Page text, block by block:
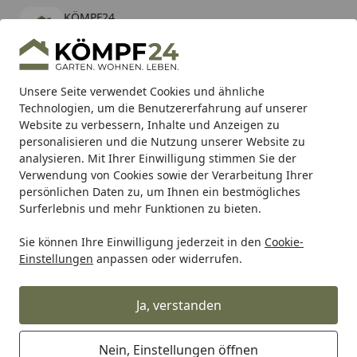
Unsere Seite verwendet Cookies und ähnliche
Technologien, um die Benutzererfahrung auf unserer
Website zu verbessern, Inhalte und Anzeigen zu
personalisieren und die Nutzung unserer Website zu
analysieren. Mit Ihrer Einwilligung stimmen Sie der
Verwendung von Cookies sowie der Verarbeitung Ihrer
persönlichen Daten zu, um Ihnen ein bestmögliches
Surferlebnis und mehr Funktionen zu bieten.
Sie können Ihre Einwilligung jederzeit in den Cookie-
Einstellungen anpassen oder widerrufen.
Ja, verstanden
Nein, Einstellungen öffnen
KÖMPF24
kostenlos - Im App Store
Hotline
Alle Produkte
Mein Konto
Suchen
Karibu Pools inkl. gratis Sandfilteranlage & Pool-
Starterset (Gesamtwert bis 468,99€)
Startseite
Auto & Zweirad Fahrradzubehör & Fahrradbedarf
Sunrace Kassette CSM989AW 11-36